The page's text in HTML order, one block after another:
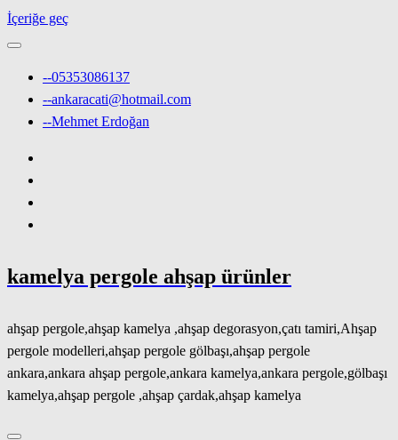
İçeriğe geç
--05353086137
--ankaracati@hotmail.com
--Mehmet Erdoğan
kamelya pergole ahşap ürünler
ahşap pergole,ahşap kamelya ,ahşap degorasyon,çatı tamiri,Ahşap
pergole modelleri,ahşap pergole gölbaşı,ahşap pergole
ankara,ankara ahşap pergole,ankara kamelya,ankara pergole,gölbaşı
kamelya,ahşap pergole ,ahşap çardak,ahşap kamelya